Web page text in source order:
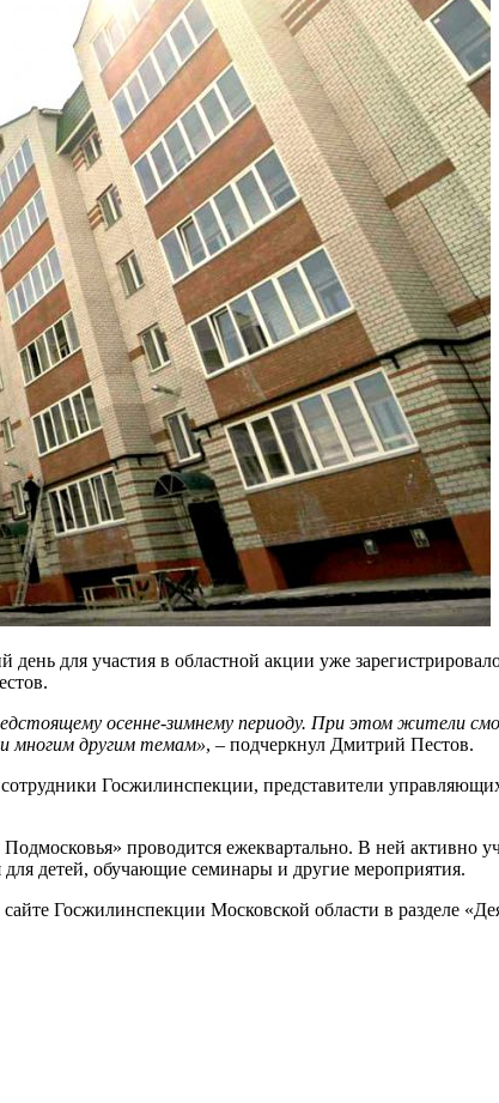
для участия в областной акции уже
осенне-зимнему периоду. При этом жители
многим другим темам», – подчеркнул Дмитрий Пестов.
Госжилинспекции, представители
проводится ежеквартально. В ней активно
детей, обучающие семинары и другие мероприятия.
Госжилинспекции Московской области в разделе